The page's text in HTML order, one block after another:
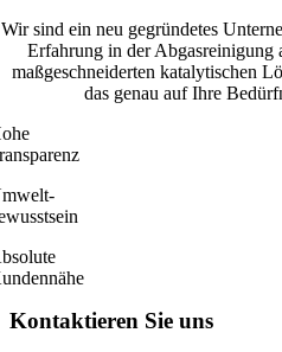
Wir sind ein neu gegründetes
Erfahrung in der Abgasreinigung
maßgeschneiderten katalytischen
das genau auf Ihre
Kontaktieren Sie uns